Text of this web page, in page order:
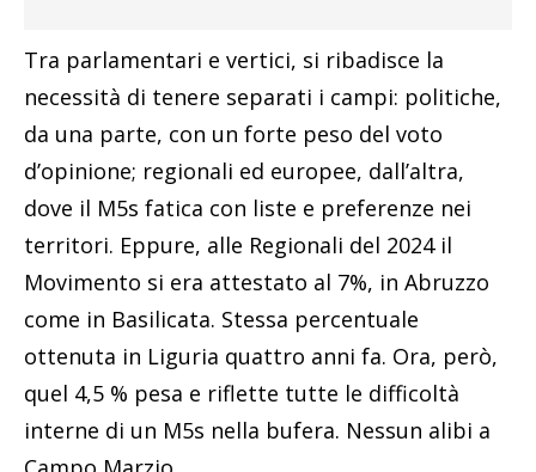
Tra parlamentari e vertici, si ribadisce la
necessità di tenere separati i campi: politiche,
da una parte, con un forte peso del voto
d’opinione; regionali ed europee, dall’altra,
dove il M5s fatica con liste e preferenze nei
territori. Eppure, alle Regionali del 2024 il
Movimento si era attestato al 7%, in Abruzzo
come in Basilicata. Stessa percentuale
ottenuta in Liguria quattro anni fa. Ora, però,
quel 4,5 % pesa e riflette tutte le difficoltà
interne di un M5s nella bufera. Nessun alibi a